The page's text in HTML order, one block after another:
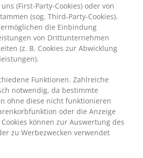
(First-Party-Cookies) oder von
(sog. Third-Party-Cookies).
die Einbindung
von Drittunternehmen
(z. B. Cookies zur Abwicklung
Funktionen. Zahlreiche
notwendig, da bestimmte
ohne diese nicht funktionieren
oder die Anzeige
können zur Auswertung des
zu Werbezwecken verwendet